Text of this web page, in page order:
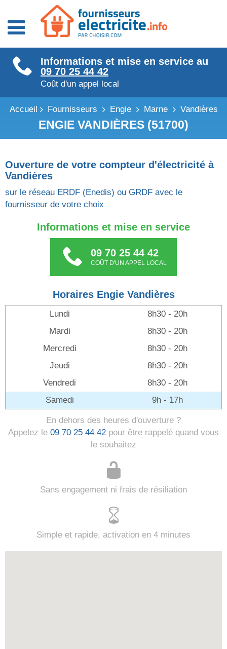
Fournisseurs énergie
Fournisseurs électricité
Fournisseurs gaz
Informations et mise en service au
09 70 25 44 42
Coût d'un appel local
Accueil Fournisseurs Engie Marne Vandières
ENGIE VANDIÈRES (51700)
Ouverture de votre compteur d'électricité à
Vandières
sur le réseau ERDF (Enedis) ou GRDF avec le
fournisseur de votre choix
Informations et mise en service
09 70 25 44 42
COÛT D'UN APPEL LOCAL
Horaires Engie Vandières
Lundi
8h30 - 20h
Mardi
8h30 - 20h
Mercredi
8h30 - 20h
Jeudi
8h30 - 20h
Vendredi
8h30 - 20h
Samedi
9h - 17h
En dehors des heures d'ouverture ?
Appelez le 09 70 25 44 42 pour être rappelé quand vous
le souhaitez
Sans engagement ni frais de résiliation
Simple et rapide, activation en 4 minutes